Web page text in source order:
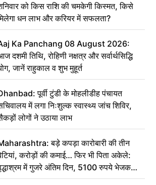
को किस राशि की चमकेगी किस्मत, किसे
धन लाभ और करियर में सफलता?
Ka Panchang 08 August 2026:
दशमी तिथि, रोहिणी नक्षत्र और सर्वार्थसिद्धि
जानें राहुकाल व शुभ मुहूर्त
पूर्वी टुंडी के मोहलीडीह पंचायत
में लगा निःशुल्क स्वास्थ्य जांच शिविर,
लोगों ने उठाया लाभ
बड़े कपड़ा कारोबारी की तीन
करोड़ों की कमाई… फिर भी पिता अकेले:
में गुजरे अंतिम दिन, 5100 रुपये भेजकर
अंतिम संस्कार कर दीजिए हम नहीं आ पाएंगे